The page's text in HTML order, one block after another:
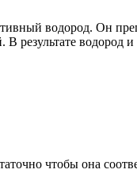
водород. Он
водород
чтобы она